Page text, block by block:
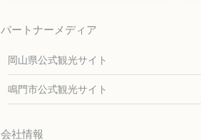
パートナーメディア
岡山県公式観光サイト
鳴門市公式観光サイト
会社情報